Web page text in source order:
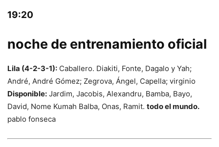
19:20
noche de entrenamiento oficial
Lila (4-2-3-1): Caballero. Diakiti, Fonte, Dagalo y Yah;
André, André Gómez; Zegrova, Ángel, Capella; virginio
Disponible: Jardim, Jacobis, Alexandru, Bamba, Bayo,
David, Nome Kumah Balba, Onas, Ramit. todo el mundo.
pablo fonseca